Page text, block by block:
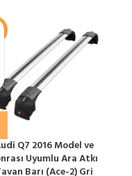
Q7 2016 Model ve
Uyumlu Ara Atkı
Barı (Ace-2) Gri